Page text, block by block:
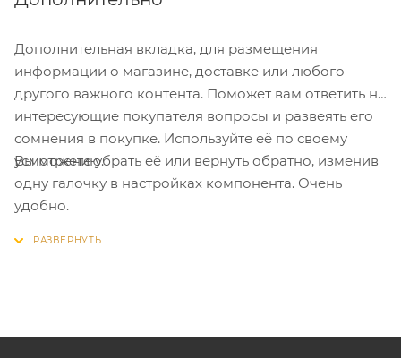
Дополнительная вкладка, для размещения
информации о магазине, доставке или любого
другого важного контента. Поможет вам ответить на
интересующие покупателя вопросы и развеять его
сомнения в покупке. Используйте её по своему
усмотрению.
Вы можете убрать её или вернуть обратно, изменив
одну галочку в настройках компонента. Очень
удобно.